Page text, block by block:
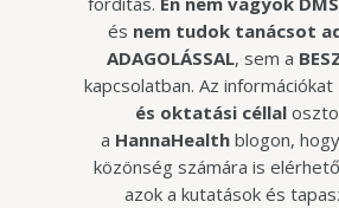
és nem tudok tanácsot
ADAGOLÁSSAL, sem a
kapcsolatban. Az információkat
és oktatási céllal
a HannaHealthblogon,
közönség számára is
azok a kutatások és